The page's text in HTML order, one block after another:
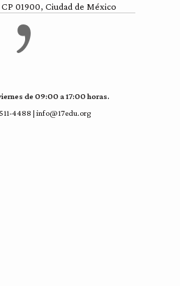
01900, Ciudad de México
de 09:00 a 17:00 horas.
4488 | info@17edu.org